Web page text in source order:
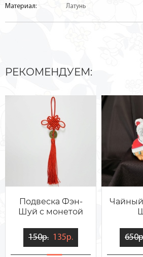
Материал: Латунь
РЕКОМЕНДУЕМ:
Подвеска Фэн-
Шуй с монетой
150р. 135р.